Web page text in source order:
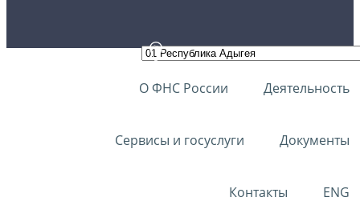
О ФНС России Деятельность
Сервисы и госуслуги Документы
Контакты ENG